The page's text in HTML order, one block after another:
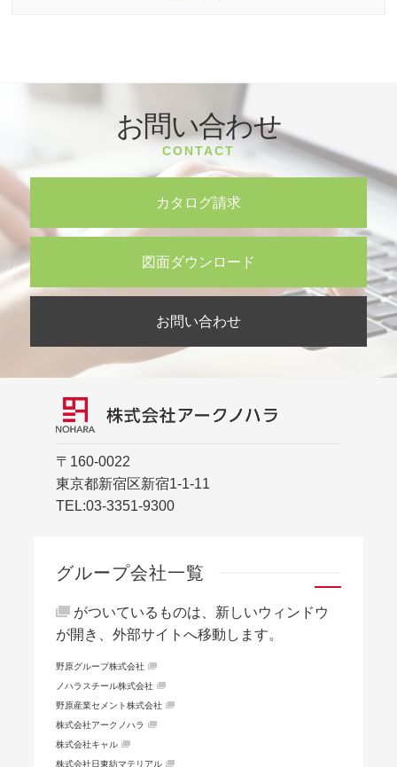
お問い合わせ
CONTACT
カタログ請求
図面ダウンロード
お問い合わせ
〒160-0022
東京都新宿区新宿1-1-11
TEL:03-3351-9300
グループ会社一覧
がついているものは、新しいウィンドウ
が開き、外部サイトへ移動します。
野原グループ株式会社
ノハラスチール株式会社
野原産業セメント株式会社
株式会社アークノハラ
株式会社キャル
株式会社日東紡マテリアル